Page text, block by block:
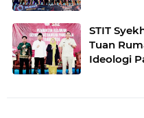
STIT
Tuan
Ideologi